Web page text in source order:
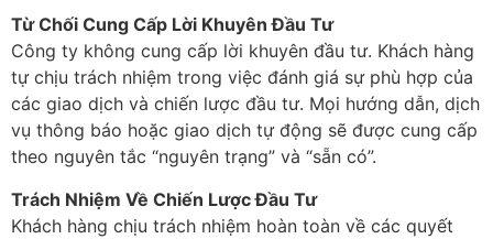
Từ Chối Cung Cấp Lời Khuyên Đầu Tư
Công ty không cung cấp lời khuyên đầu tư. Khách hàng
tự chịu trách nhiệm trong việc đánh giá sự phù hợp của
các giao dịch và chiến lược đầu tư. Mọi hướng dẫn, dịch
vụ thông báo hoặc giao dịch tự động sẽ được cung cấp
theo nguyên tắc “nguyên trạng” và “sẵn có”.
Trách Nhiệm Về Chiến Lược Đầu Tư
Khách hàng chịu trách nhiệm hoàn toàn về các quyết